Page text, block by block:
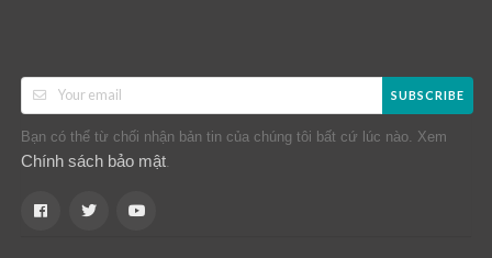
SUBSCRIBE
Bạn có thể từ chối nhận bản tin của chúng tôi bất cứ lúc nào. Xem
Chính sách bảo mật